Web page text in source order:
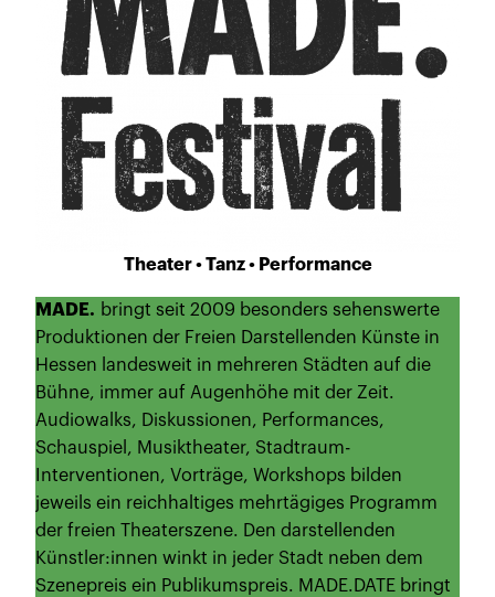
Theater • Tanz • Performance
MADE. bringt seit 2009 besonders sehenswerte
Produktionen der Freien Darstellenden Künste in
Hessen landesweit in mehreren Städten auf die
Bühne, immer auf Augenhöhe mit der Zeit.
Audiowalks, Diskussionen, Performances,
Schauspiel, Musiktheater, Stadtraum-
Interventionen, Vorträge, Workshops bilden
jeweils ein reichhaltiges mehrtägiges Programm
der freien Theaterszene. Den darstellenden
Künstler:innen winkt in jeder Stadt neben dem
Szenepreis ein Publikumspreis. MADE.DATE bringt